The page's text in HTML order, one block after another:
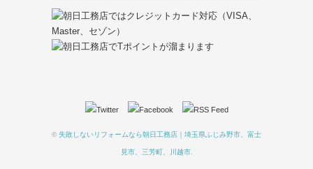
© 失敗しないリフォームなら朝日工務店｜埼玉県ふじみ野市、富士
見市、三芳町、川越市.